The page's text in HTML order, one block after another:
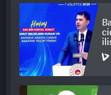
Cumhurbaşkanımızın
halkımızı. AK Parti
illerde vekillerimiz